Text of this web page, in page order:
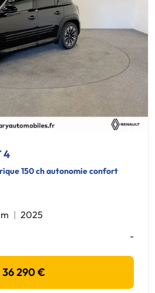
4
150 ch autonomie confort
2025
-
36 290 €